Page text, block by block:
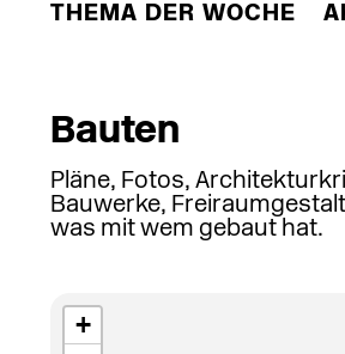
THEMA DER WOCHE
Bauten
Pläne, Fotos,
Bauwerke,
was mit wem gebaut hat.
+